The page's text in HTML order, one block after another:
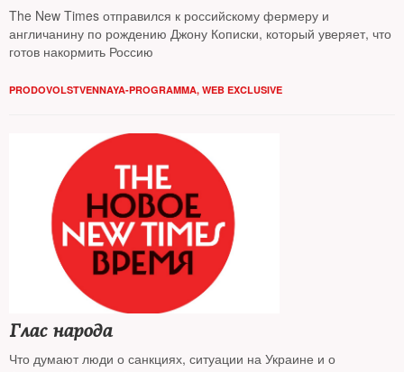
The New Times отправился к российскому фермеру и
англичанину по рождению Джону Кописки, который уверяет, что
готов накормить Россию
PRODOVOLSTVENNAYA-PROGRAMMA, WEB EXCLUSIVE
Глас народа
Что думают люди о санкциях, ситуации на Украине и о